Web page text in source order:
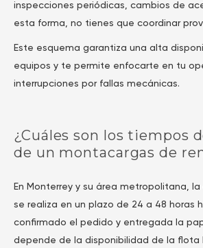
inspecciones periódicas, cambios de
esta forma, no tienes que coordinar
Este esquema garantiza una alta
equipos y te permite enfocarte en tu
interrupciones por fallas mecánicas.
¿Cuáles son los tiempos
de un montacargas de
En Monterrey y su área metropolitana,
se realiza en un plazo de 24 a 48 horas
confirmado el pedido y entregada la
depende de la disponibilidad de la flota